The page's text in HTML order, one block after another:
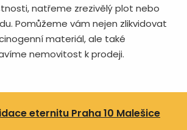
natřeme zrezivělý plot nebo
Pomůžeme vám nejen zlikvidovat
materiál, ale také
nemovitost k prodeji.
eternitu Praha 10 Malešice